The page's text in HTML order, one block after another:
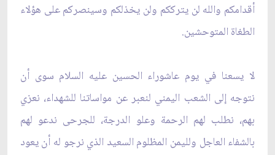
أقدامكم والله لن يترككم ولن يخذلكم وسينصركم على هؤلاء
الطغاة المتوحشين.
لا يسعنا في يوم عاشوراء الحسين عليه السلام سوى أن
نتوجه إلى الشعب اليمني لنعبر عن مواساتنا للشهداء، نعزي
بهم، نطلب لهم الرحمة وعلو الدرجة، للجرحى ندعو لهم
بالشفاء العاجل ولليمن المظلوم السعيد الذي نرجو له أن يعود